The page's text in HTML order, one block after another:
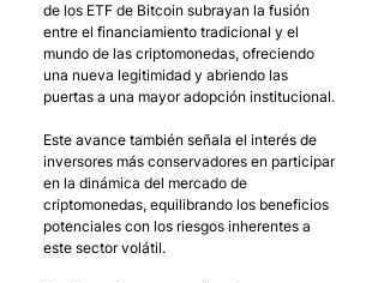
de los ETF de Bitcoin subrayan la fusión
entre el financiamiento tradicional y el
mundo de las criptomonedas, ofreciendo
una nueva legitimidad y abriendo las
puertas a una mayor adopción institucional.
Este avance también señala el interés de
inversores más conservadores en participar
en la dinámica del mercado de
criptomonedas, equilibrando los beneficios
potenciales con los riesgos inherentes a
este sector volátil.